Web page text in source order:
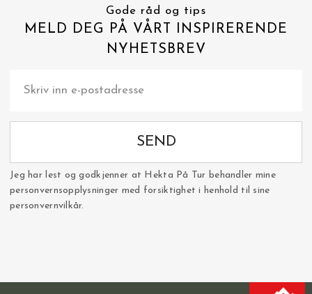
Gode råd og tips
MELD DEG PÅ VÅRT INSPIRERENDE
NYHETSBREV
SEND
Jeg har lest og godkjenner at Hekta På Tur behandler mine
personvernsopplysninger med forsiktighet i henhold til sine
personvernvilkår.